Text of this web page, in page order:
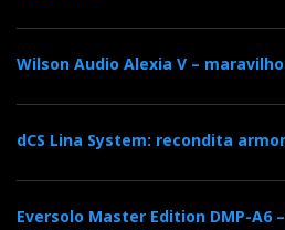
Fazemos
Wilson Audio Alexia V –
dCS Lina System: recondita
Eversolo Master Edition DMP-A6